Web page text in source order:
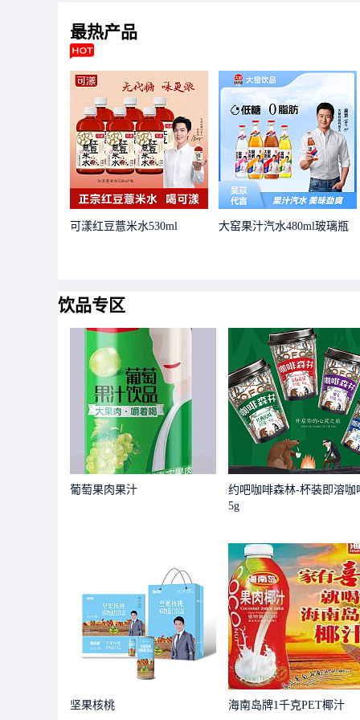
最热产品
可漾红豆薏米水530ml 大窑果汁汽水480ml玻璃瓶
饮品专区
葡萄果肉果汁
约吧咖啡森林-杯装即溶咖
5g
坚果核桃 海南岛牌1千克PET椰汁